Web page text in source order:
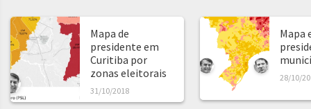
Mapa de
presidente em
Curitiba por
zonas eleitorais
31/10/2018
Mapa
28/10/